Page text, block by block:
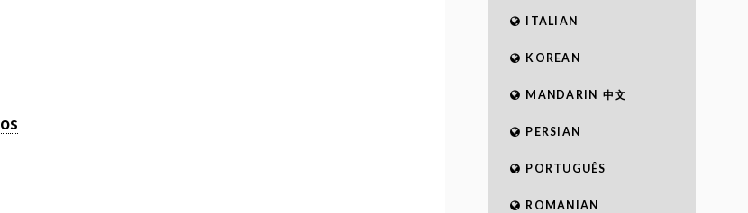
ITALIAN
KOREAN
MANDARIN 中文
PERSIAN
PORTUGUÊS
ROMANIAN